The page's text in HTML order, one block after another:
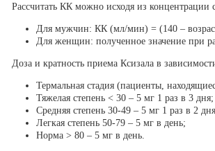
Рассчитать КК можно исходя из
Для мужчин: КК (мл/мин) = (140 –
Для женщин: полученное значение при
Доза и кратность приема Ксизала в
Термальная стадия (пациенты,
Тяжелая степень < 30 – 5 мг 1 раз в 3 дня;
Средняя степень 30-49 – 5 мг 1 раз в 2
Легкая степень 50-79 – 5 мг в день;
Норма > 80 – 5 мг в день.